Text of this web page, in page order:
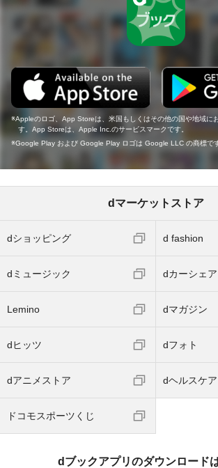
Appleのロゴ、App Storeは、米国もしくはその他の国や地域に
す。App Storeは、Apple Inc.のサービスマークです。
Google Play および Google Play ロゴは Google LLC の商標です
dマーケットストア
dショッピング d fashion
dミュージック dカーシェア
Lemino dマガジン
dヒッツ dフォト
dアニメストア dヘルスケア
ドコモスポーツくじ
dブックアプリのダウンロード